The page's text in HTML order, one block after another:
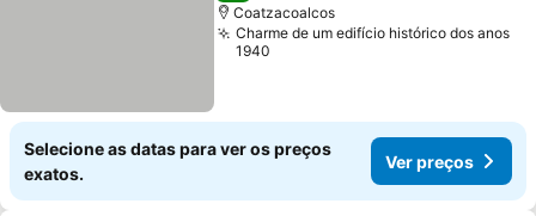
Coatzacoalcos
Charme de um edifício histórico dos anos
1940
Selecione as datas para ver os preços
exatos.
Ver preços